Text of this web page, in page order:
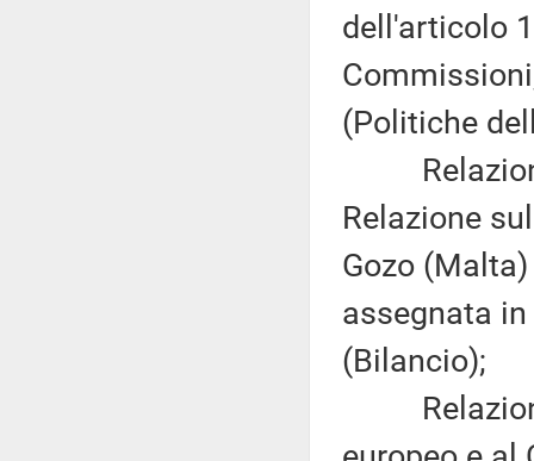
dell'articolo
(Politiche
Relazione
Relazione
Gozo
assegnata
(Bilancio);
Relazione